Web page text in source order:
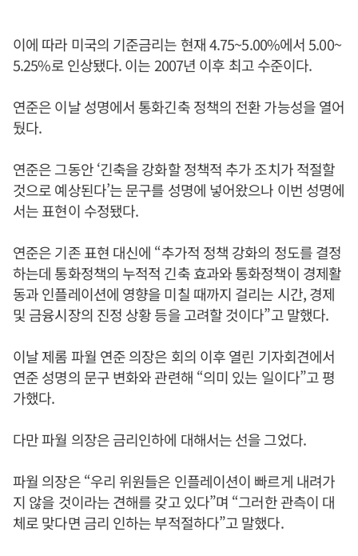
이에 따라 미국의 기준금리는 현재 4.75~5.00%에서 5.00~
5.25%로 인상됐다. 이는 2007년 이후 최고 수준이다.
연준은 이날 성명에서 통화긴축 정책의 전환 가능성을 열어
뒀다.
연준은 그동안 ‘긴축을 강화할 정책적 추가 조치가 적절할
것으로 예상된다’는 문구를 성명에 넣어왔으나 이번 성명에
서는 표현이 수정됐다.
연준은 기존 표현 대신에 “추가적 정책 강화의 정도를 결정
하는데 통화정책의 누적적 긴축 효과와 통화정책이 경제활
동과 인플레이션에 영향을 미칠 때까지 걸리는 시간, 경제
및 금융시장의 진정 상황 등을 고려할 것이다”고 말했다.
이날 제롬 파월 연준 의장은 회의 이후 열린 기자회견에서
연준 성명의 문구 변화와 관련해 “의미 있는 일이다”고 평
가했다.
다만 파월 의장은 금리인하에 대해서는 선을 그었다.
파월 의장은 “우리 위원들은 인플레이션이 빠르게 내려가
지 않을 것이라는 견해를 갖고 있다”며 “그러한 관측이 대
체로 맞다면 금리 인하는 부적절하다”고 말했다.